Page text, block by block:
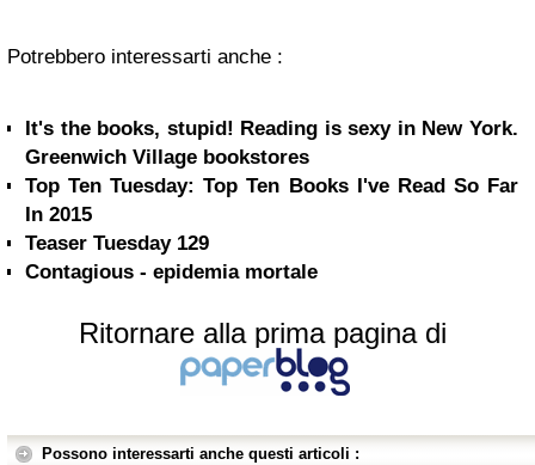
Potrebbero interessarti anche :
It's the books, stupid! Reading is sexy in New York.
Greenwich Village bookstores
Top Ten Tuesday: Top Ten Books I've Read So Far
In 2015
Teaser Tuesday 129
Contagious - epidemia mortale
Ritornare alla prima pagina di
Possono interessarti anche questi articoli :